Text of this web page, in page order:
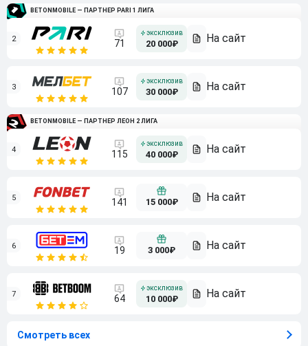
BETONMOBILE — ПАРТНЕР PARI 1 ЛИГА
2 71 20 000₽
3 107 30 000₽
BETONMOBILE — ПАРТНЕР ЛЕОН 2 ЛИГА
4 115 40 000₽
5 141 15 000₽
6 19 3 000₽
7 64 10 000₽
Смотреть всех